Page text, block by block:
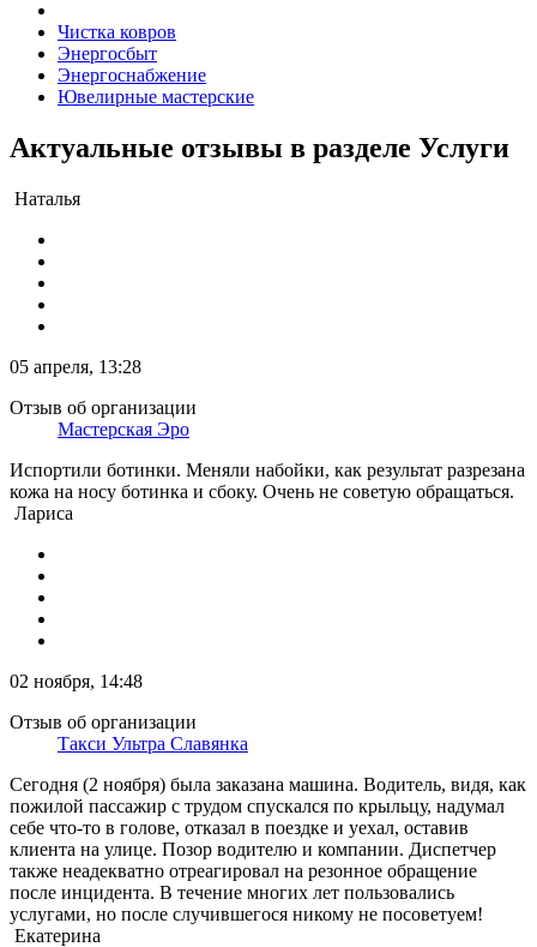
Чистка ковров
Энергосбыт
Энергоснабжение
Ювелирные мастерские
Актуальные отзывы в разделе Услуги
Наталья
05 апреля, 13:28
Отзыв об организации
Мастерская Эро
Испортили ботинки. Меняли набойки, как результат разрезана
кожа на носу ботинка и сбоку. Очень не советую обращаться.
Лариса
02 ноября, 14:48
Отзыв об организации
Такси Ультра Славянка
Сегодня (2 ноября) была заказана машина. Водитель, видя, как
пожилой пассажир с трудом спускался по крыльцу, надумал
себе что-то в голове, отказал в поездке и уехал, оставив
клиента на улице. Позор водителю и компании. Диспетчер
также неадекватно отреагировал на резонное обращение
после инцидента. В течение многих лет пользовались
услугами, но после случившегося никому не посоветуем!
Екатерина